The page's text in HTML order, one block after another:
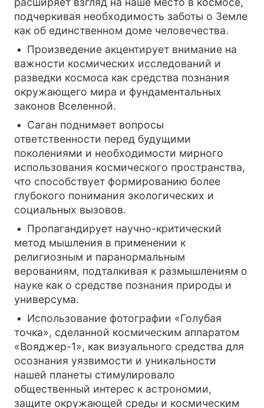
подчеркивая необходимость заботы о Земле
как об единственном доме человечества.
Произведение акцентирует внимание на
важности космических исследований и
разведки космоса как средства познания
окружающего мира и фундаментальных
законов Вселенной.
Саган поднимает вопросы
ответственности перед будущими
поколениями и необходимости мирного
использования космического пространства,
что способствует формированию более
глубокого понимания экологических и
социальных вызовов.
Пропагандирует научно-критический
метод мышления в применении к
религиозным и паранормальным
верованиям, подталкивая к размышлениям о
науке как о средстве познания природы и
универсума.
Использование фотографии «Голубая
точка», сделанной космическим аппаратом
«Вояджер-1», как визуального средства для
осознания уязвимости и уникальности
нашей планеты стимулировало
общественный интерес к астрономии,
защите окружающей среды и космическим